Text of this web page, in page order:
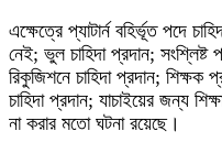
এক্ষেত্রে প্যাটার্ন বহির্ভূত পদে
নেই; ভুল চাহিদা প্রদান; সংশ্লিষ্ট
রিকুজিশনে চাহিদা প্রদান; শিক্ষক
চাহিদা প্রদান; যাচাইয়ের জন্য
না করার মতো ঘটনা রয়েছে।